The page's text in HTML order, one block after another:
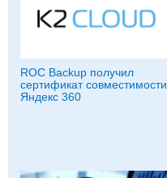
ROC Backup получил
сертификат совместимости
Яндекс 360